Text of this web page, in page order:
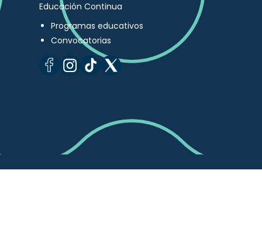
Educación Continua
Programas educativos
Convocatorias